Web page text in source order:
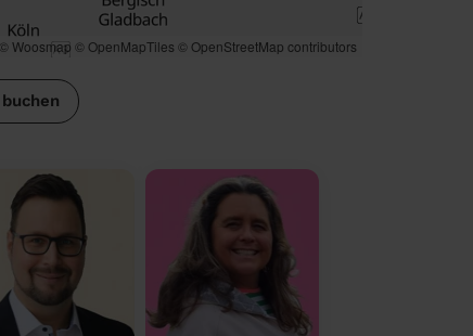
© Woosmap © OpenMapTiles © OpenStreetMap contributors